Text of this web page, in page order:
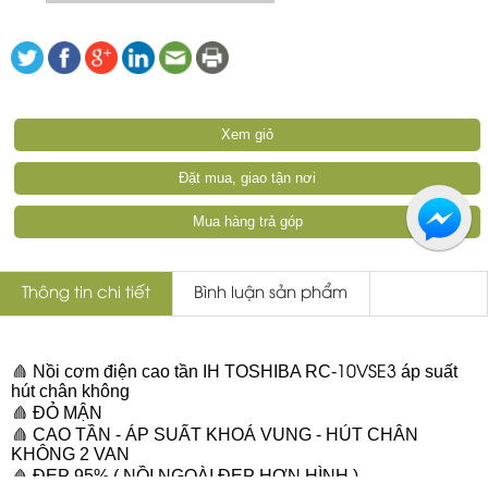
Xem giỏ
Đặt mua, giao tận nơi
Mua hàng trả góp
Thông tin chi tiết Bình luận sản phẩm
Nồi cơm điện cao tần IH TOSHIBA RC- 10VSE3 áp suất
hút chân không
ĐỎ MẬN
CAO TẦN - ÁP SUẤT KHOÁ VUNG - HÚT CHÂN
KHÔNG 2 VAN
ĐẸP 95% ( NỒI NGOÀI ĐẸP HƠN HÌNH )